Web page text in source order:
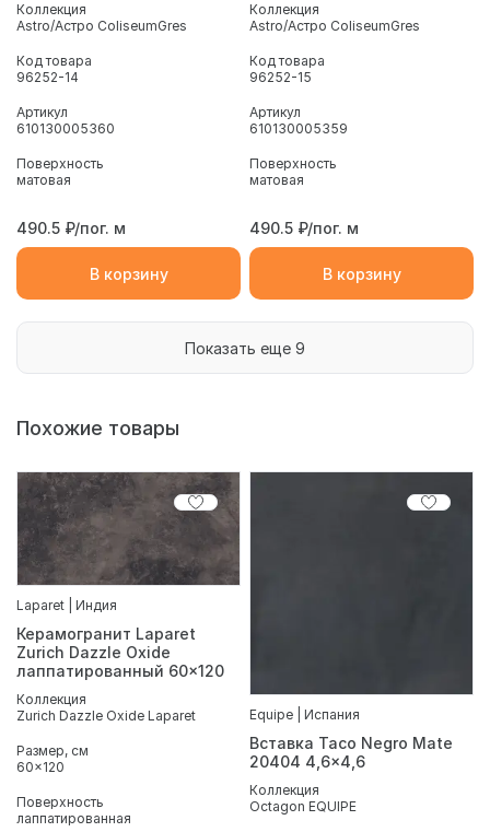
Коллекция
Astro/Астро ColiseumGres
Код товара
96252-14
Артикул
610130005360
Поверхность
матовая
490.5 ₽/пог. м
В корзину
Коллекция
Astro/Астро ColiseumGres
Код товара
96252-15
Артикул
610130005359
Поверхность
матовая
490.5 ₽/пог. м
В корзину
Показать еще 9
Похожие товары
Laparet | Индия
Керамогранит Laparet
Zurich Dazzle Oxide
лаппатированный 60x120
Коллекция
Zurich Dazzle Oxide Laparet
Размер, см
60x120
Поверхность
лаппатированная
Equipe | Испания
Вставка Taco Negro Mate
20404 4,6x4,6
Коллекция
Octagon EQUIPE